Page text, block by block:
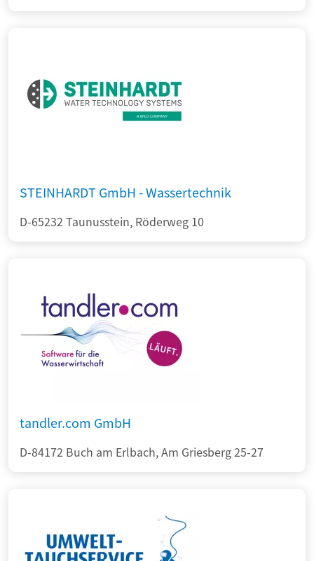
STEINHARDT GmbH - Wassertechnik
D-65232 Taunusstein, Röderweg 10
tandler.com GmbH
D-84172 Buch am Erlbach, Am Griesberg 25-27